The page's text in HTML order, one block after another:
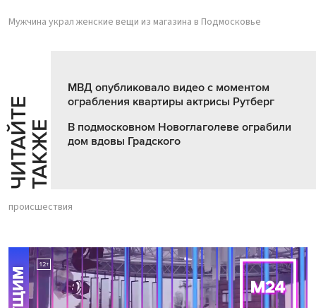
Мужчина украл женские вещи из магазина в Подмосковье
Ч
И
Т
АЙ
Т
Е
Т
А
К
ЖЕ
МВД опубликовало видео с моментом
ограбления квартиры актрисы Рутберг
В подмосковном Новоглаголеве ограбили
дом вдовы Градского
происшествия